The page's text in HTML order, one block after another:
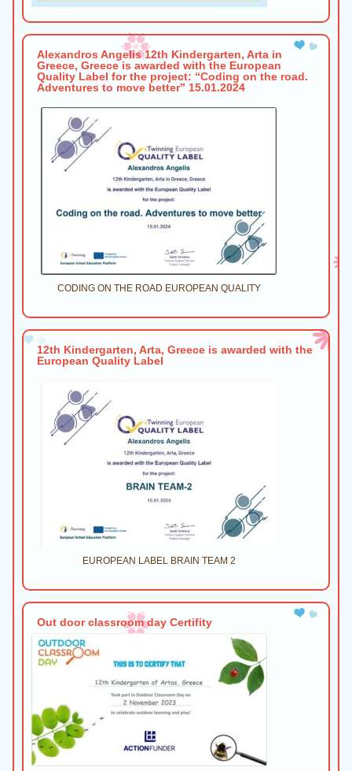
Alexandros Angelis 12th Kindergarten, Arta in
Greece, Greece is awarded with the European
Quality Label for the project: “Coding on the road.
Adventures to move better” 15.01.2024
CODING ON THE ROAD EUROPEAN QUALITY
12th Kindergarten, Arta, Greece is awarded with the
European Quality Label
EUROPEAN LABEL BRAIN TEAM 2
Out door classroom day Certifity